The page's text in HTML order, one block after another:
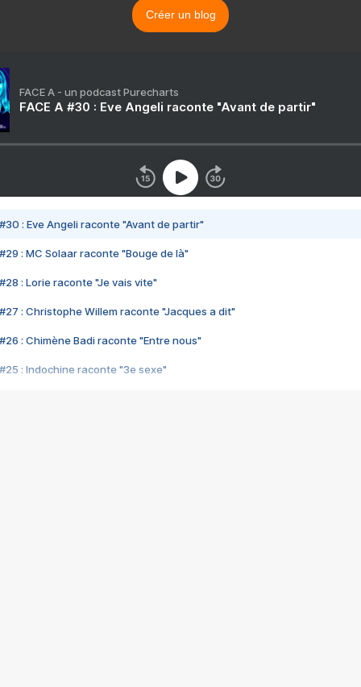
Créer un blog
FACE A - un podcast Purecharts
FACE A #30 : Eve Angeli raconte "Avant de partir"
#30 : Eve Angeli raconte "Avant de partir"
#29 : MC Solaar raconte "Bouge de là"
#28 : Lorie raconte "Je vais vite"
#27 : Christophe Willem raconte "Jacques a dit"
#26 : Chimène Badi raconte "Entre nous"
#25 : Indochine raconte "3e sexe"